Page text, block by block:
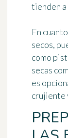
tienden a
En
secos,
como
secas
es
crujiente